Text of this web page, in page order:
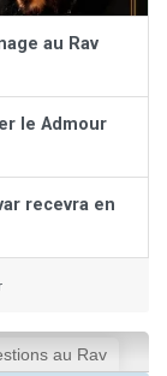
au Rav
le Admour
recevra en
au Rav